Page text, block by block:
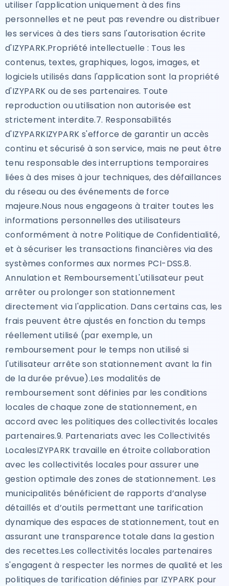
utiliser l'application uniquement à des fins
personnelles et ne peut pas revendre ou distribuer
les services à des tiers sans l'autorisation écrite
d'IZYPARK.Propriété intellectuelle : Tous les
contenus, textes, graphiques, logos, images, et
logiciels utilisés dans l'application sont la propriété
d'IZYPARK ou de ses partenaires. Toute
reproduction ou utilisation non autorisée est
strictement interdite.7. Responsabilités
d'IZYPARKIZYPARK s'efforce de garantir un accès
continu et sécurisé à son service, mais ne peut être
tenu responsable des interruptions temporaires
liées à des mises à jour techniques, des défaillances
du réseau ou des événements de force
majeure.Nous nous engageons à traiter toutes les
informations personnelles des utilisateurs
conformément à notre Politique de Confidentialité,
et à sécuriser les transactions financières via des
systèmes conformes aux normes PCI-DSS.8.
Annulation et RemboursementL'utilisateur peut
arrêter ou prolonger son stationnement
directement via l'application. Dans certains cas, les
frais peuvent être ajustés en fonction du temps
réellement utilisé (par exemple, un
remboursement pour le temps non utilisé si
l'utilisateur arrête son stationnement avant la fin
de la durée prévue).Les modalités de
remboursement sont définies par les conditions
locales de chaque zone de stationnement, en
accord avec les politiques des collectivités locales
partenaires.9. Partenariats avec les Collectivités
LocalesIZYPARK travaille en étroite collaboration
avec les collectivités locales pour assurer une
gestion optimale des zones de stationnement. Les
municipalités bénéficient de rapports d’analyse
détaillés et d’outils permettant une tarification
dynamique des espaces de stationnement, tout en
assurant une transparence totale dans la gestion
des recettes.Les collectivités locales partenaires
s'engagent à respecter les normes de qualité et les
politiques de tarification définies par IZYPARK pour